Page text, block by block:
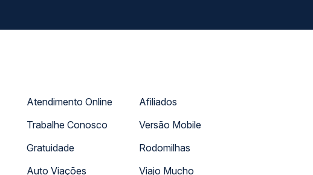
Atendimento Online
Trabalhe Conosco
Gratuidade
Auto Viações
Afiliados
Versão Mobile
Rodomilhas
Viajo Mucho